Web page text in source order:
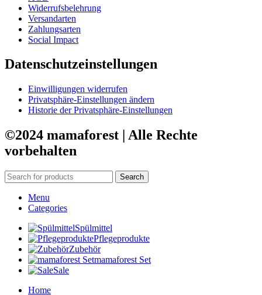
Widerrufsbelehrung
Versandarten
Zahlungsarten
Social Impact
Datenschutzeinstellungen
Einwilligungen widerrufen
Privatsphäre-Einstellungen ändern
Historie der Privatsphäre-Einstellungen
©2024 mamaforest | Alle Rechte
vorbehalten
Search
Menu
Categories
Spülmittel
Pflegeprodukte
Zubehör
mamaforest Set
Sale
Home